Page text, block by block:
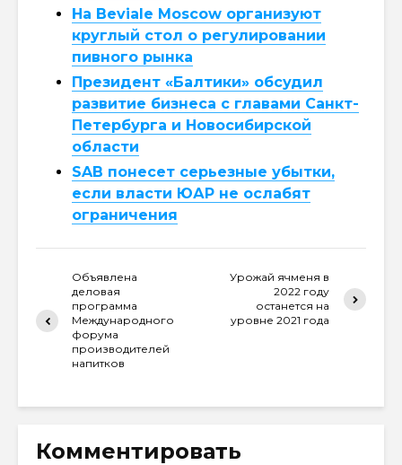
На Beviale Moscow организуют
круглый стол о регулировании
пивного рынка
Президент «Балтики» обсудил
развитие бизнеса с главами Санкт-
Петербурга и Новосибирской
области
SAB понесет серьезные убытки,
если власти ЮАР не ослабят
ограничения
Объявлена
деловая
программа
Международного
форума
производителей
напитков
Урожай ячменя в
2022 году
останется на
уровне 2021 года
Комментировать